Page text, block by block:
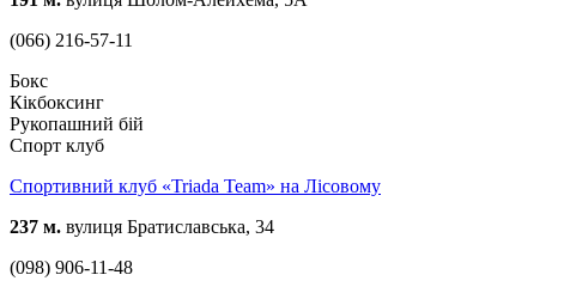
(066) 216-57-11
Бокс
Кікбоксинг
Рукопашний бій
Спорт клуб
Спортивний клуб «Triada Team» на Лісовому
237 м. вулиця Братиславська, 34
(098) 906-11-48